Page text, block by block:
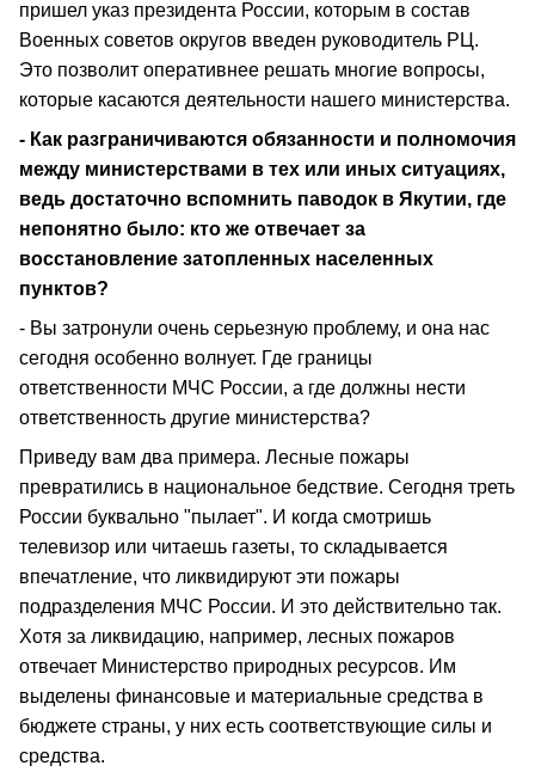
пришел указ президента России, которым в состав
Военных советов округов введен руководитель РЦ.
Это позволит оперативнее решать многие вопросы,
которые касаются деятельности нашего министерства.
- Как разграничиваются обязанности и полномочия
между министерствами в тех или иных ситуациях,
ведь достаточно вспомнить паводок в Якутии, где
непонятно было: кто же отвечает за
восстановление затопленных населенных
пунктов?
- Вы затронули очень серьезную проблему, и она нас
сегодня особенно волнует. Где границы
ответственности МЧС России, а где должны нести
ответственность другие министерства?
Приведу вам два примера. Лесные пожары
превратились в национальное бедствие. Сегодня треть
России буквально "пылает". И когда смотришь
телевизор или читаешь газеты, то складывается
впечатление, что ликвидируют эти пожары
подразделения МЧС России. И это действительно так.
Хотя за ликвидацию, например, лесных пожаров
отвечает Министерство природных ресурсов. Им
выделены финансовые и материальные средства в
бюджете страны, у них есть соответствующие силы и
средства.